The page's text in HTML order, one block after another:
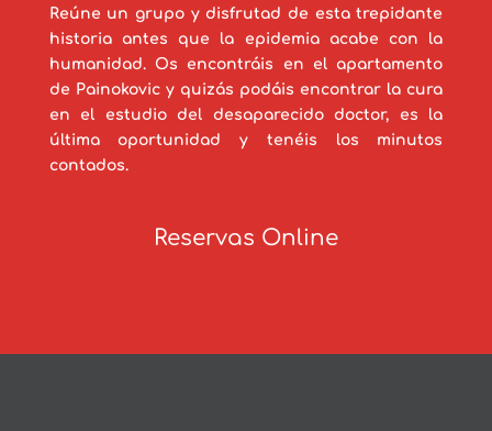
Reúne un grupo y disfrutad de esta trepidante
historia antes que la epidemia acabe con la
humanidad. Os encontráis en el apartamento
de Painokovic y quizás podáis encontrar la cura
en el estudio del desaparecido doctor, es la
última oportunidad y tenéis los minutos
contados.
Reservas Online